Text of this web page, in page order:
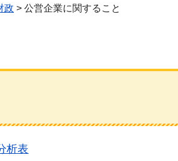
政 > 公営企業に関すること
析表